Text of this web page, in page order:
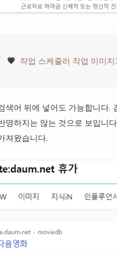
💗 작업 스케줄러 작업 이미
색어 뒤에 넣어도 가능합니다.
영하지는 않는 것으로 보입니
져왔습니다.